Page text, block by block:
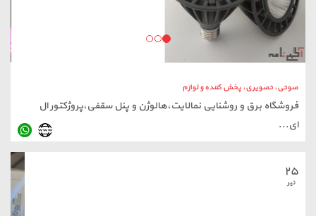
صوتی، تصویری، پخش کننده و لوازم
فروشگاه برق و روشنایی نمالایت،هالوژن و پنل سقفی،پروژکتور ال
ای...
۲۵
تیر
صوتی، تصویری، پخش کننده و لوازم